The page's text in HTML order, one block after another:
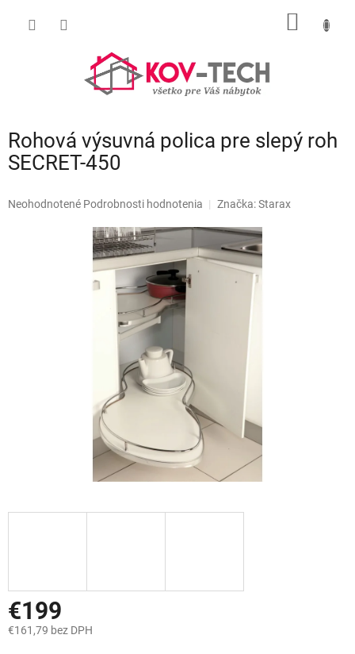
Rohová výsuvná polica pre slepý roh
SECRET-450
Priemerné
Neohodnotené Podrobnosti hodnotenia Značka:Starax
€199
€161,79 bez DPH